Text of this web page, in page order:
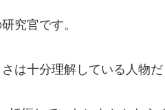
究官です。
は十分理解している人物だ